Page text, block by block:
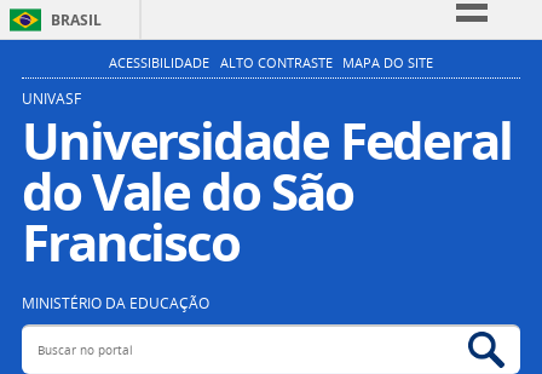
BRASIL
Simplifique!
Participe
Acesso à informação
Legislação
ACESSIBILIDADE ALTO CONTRASTE MAPA DO SITE
UNIVASF
Universidade Federal
do Vale do São
Francisco
MINISTÉRIO DA EDUCAÇÃO
Buscar no portal